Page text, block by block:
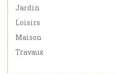
Jardin
Loisirs
Maison
Travaux